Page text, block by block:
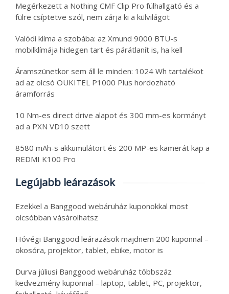
Megérkezett a Nothing CMF Clip Pro fülhallgató és a
fülre csíptetve szól, nem zárja ki a külvilágot
Valódi klíma a szobába: az Xmund 9000 BTU-s
mobilklímája hidegen tart és párátlanít is, ha kell
Áramszünetkor sem áll le minden: 1024 Wh tartalékot
ad az olcsó OUKITEL P1000 Plus hordozható
áramforrás
10 Nm-es direct drive alapot és 300 mm-es kormányt
ad a PXN VD10 szett
8580 mAh-s akkumulátort és 200 MP-es kamerát kap a
REDMI K100 Pro
Legújabb leárazások
Ezekkel a Banggood webáruház kuponokkal most
olcsóbban vásárolhatsz
Hóvégi Banggood leárazások majdnem 200 kuponnal –
okosóra, projektor, tablet, ebike, motor is
Durva júliusi Banggood webáruház többszáz
kedvezmény kuponnal – laptop, tablet, PC, projektor,